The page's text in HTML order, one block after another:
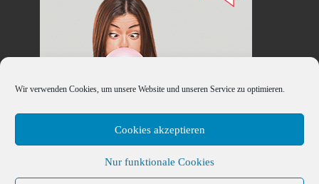
Wir verwenden Cookies, um unsere Website und unseren Service zu optimieren.
Cookies akzeptieren
Nur funktionale Cookies
© 2026Handy-DSL-Tarif.Info– Alle Rechte vorbehalten